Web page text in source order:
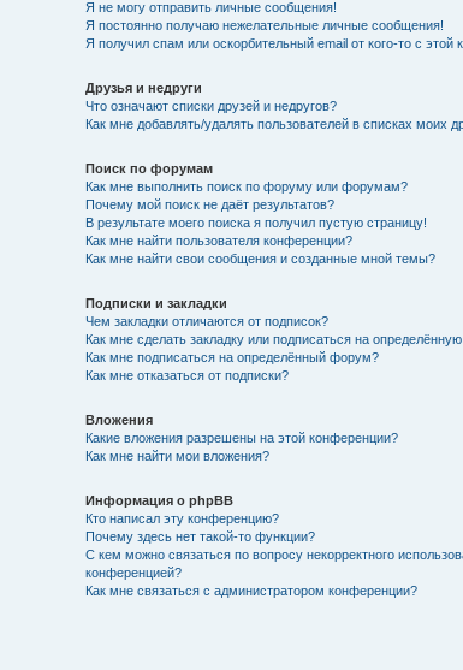
Я не могу отправить личные сообщения!
Я постоянно получаю нежелательные личные сообщения!
Я получил спам или оскорбительный email от кого-то с этой
Друзья и недруги
Что означают списки друзей и недругов?
Как мне добавлять/удалять пользователей в списках моих
Поиск по форумам
Как мне выполнить поиск по форуму или форумам?
Почему мой поиск не даёт результатов?
В результате моего поиска я получил пустую страницу!
Как мне найти пользователя конференции?
Как мне найти свои сообщения и созданные мной темы?
Подписки и закладки
Чем закладки отличаются от подписок?
Как мне сделать закладку или подписаться на
Как мне подписаться на определённый форум?
Как мне отказаться от подписки?
Вложения
Какие вложения разрешены на этой конференции?
Как мне найти мои вложения?
Информация о phpBB
Кто написал эту конференцию?
Почему здесь нет такой-то функции?
С кем можно связаться по вопросу некорректного
конференцией?
Как мне связаться с администратором конференции?